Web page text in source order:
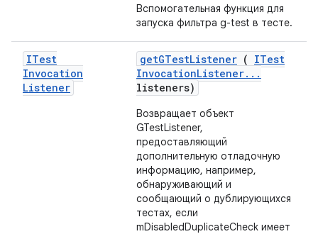
Вспомогательная функция для
запуска фильтра g-test в тесте.
ITest
Invocation
Listener
getGTestListener ( ITest
InvocationListener. . .
listeners)
Возвращает объект
GTestListener,
предоставляющий
дополнительную отладочную
информацию, например,
обнаруживающий и
сообщающий о дублирующихся
тестах, если
mDisabledDuplicateCheck имеет